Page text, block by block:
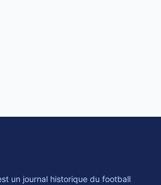
un journal historique du football